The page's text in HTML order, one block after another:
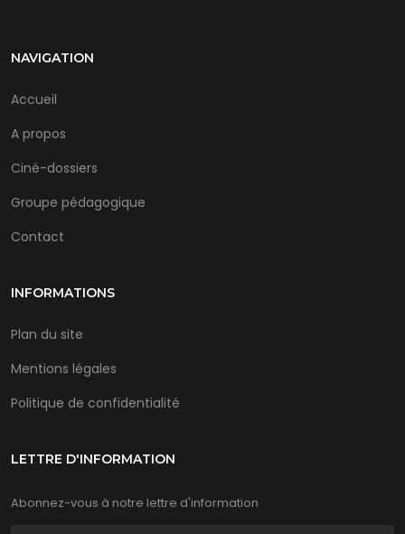
NAVIGATION
Accueil
A propos
Ciné-dossiers
Groupe pédagogique
Contact
INFORMATIONS
Plan du site
Mentions légales
Politique de confidentialité
LETTRE D'INFORMATION
Abonnez-vous à notre lettre d'information